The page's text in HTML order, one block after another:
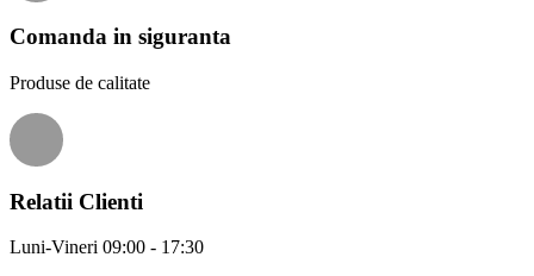
Comanda in siguranta
Produse de calitate
Relatii Clienti
Luni-Vineri 09:00 - 17:30